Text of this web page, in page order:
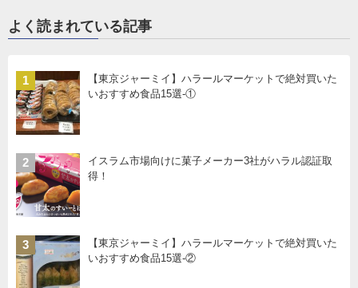
よく読まれている記事
1
【東京ジャーミイ】ハラールマーケットで絶対買いた
いおすすめ食品15選-①
2
イスラム市場向けに菓子メーカー3社がハラル認証取
得！
3
【東京ジャーミイ】ハラールマーケットで絶対買いた
いおすすめ食品15選-②